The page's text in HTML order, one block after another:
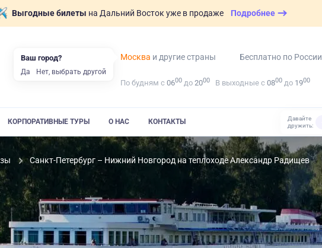
Выгодные билеты на Дальний Восток уже в продаже Подробнее
Москва и другие страны Бесплатно по России
По будням с 0600 до 2000 В выходные с 0800 до 1900
КОРПОРАТИВНЫЕ ТУРЫ О НАС КОНТАКТЫ
Давайте
дружить:
Санкт-Петербург – Нижний Новгород на теплоходе Александр Радищев
Ваш город?
Да Нет, выбрать другой